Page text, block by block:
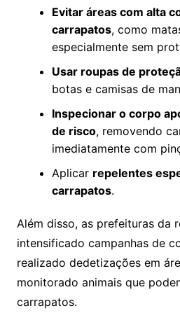
Evitar áreas com alta
carrapatos, como
especialmente sem
Usar roupas de
botas e camisas de
Inspecionar o corpo
de risco, removendo
imediatamente com
Aplicar repelentes
carrapatos.
Além disso, as prefeituras da
intensificado campanhas de
realizado dedetizações em
monitorado animais que
carrapatos.